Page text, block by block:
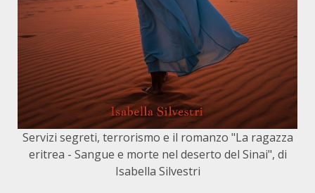
Servizi segreti, terrorismo e il romanzo "La ragazza
eritrea - Sangue e morte nel deserto del Sinai", di
Isabella Silvestri